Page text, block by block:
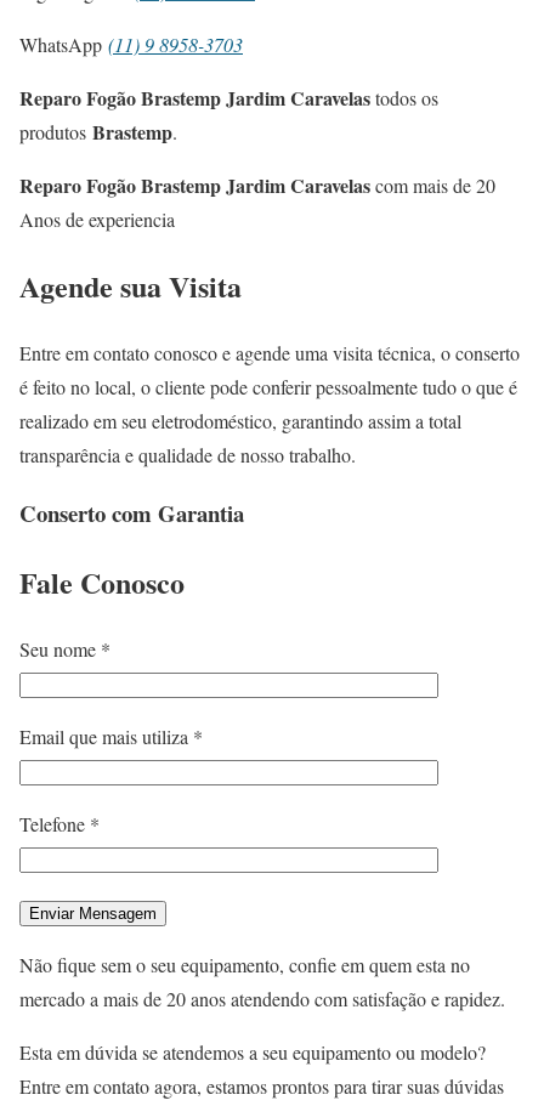
WhatsApp (11) 9 8958-3703
Reparo Fogão Brastemp Jardim Caravelastodos os
produtos Brastemp.
Reparo Fogão Brastemp Jardim Caravelascom mais de 20
Anos de experiencia
Agende sua Visita
Entre em contato conosco e agende uma visita técnica, o conserto
é feito no local, o cliente pode conferir pessoalmente tudo o que é
realizado em seu eletrodoméstico, garantindo assim a total
transparência e qualidade de nosso trabalho.
Conserto com Garantia
Fale Conosco
Seu nome *
Email que mais utiliza *
Telefone *
Não fique sem o seu equipamento, confie em quem esta no
mercado a mais de 20 anos atendendo com satisfação e rapidez.
Esta em dúvida se atendemos a seu equipamento ou modelo?
Entre em contato agora, estamos prontos para tirar suas dúvidas